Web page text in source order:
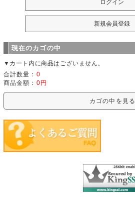
現在のカゴの中
▼カート内に商品はございません。
合計数量： 0
商品金額： 0円
カゴの中を見る